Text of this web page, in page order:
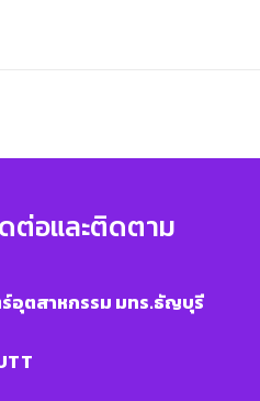
ต่อและติดตาม
อุตสาหกรรม มทร.ธัญบุรี